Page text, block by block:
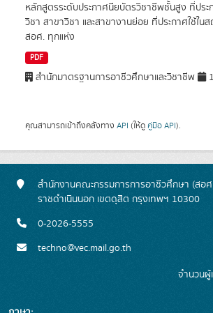
หลักสูตรระดับประกาศนียบัตรวิชาชีพชั้นสูง ที่ประ
วิชา สาขาวิชา และสาขางานย่อย ที่ประกาศใช้ใ
สอศ. ทุกแห่ง
PDF
สำนักมาตรฐานการอาชีวศึกษาและวิชาชีพ
คุณสามารถเข้าถึงคลังทาง API (ให้ดู คู่มือ API).
สำนักงานคณะกรรมการการอาชีวศึกษา (สอ
ราชดำเนินนอก เขตดุสิต กรุงเทพฯ 10300
0-2026-5555
techno@vec.mail.go.th
จำนวนผู้